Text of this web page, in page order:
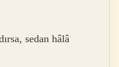
sedan hâlâ